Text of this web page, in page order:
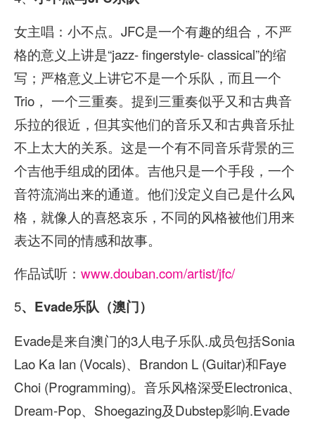
女主唱：小不点。JFC是一个有趣的组合，不严
格的意义上讲是“jazz- fingerstyle- classical”的缩
写；严格意义上讲它不是一个乐队，而且一个
Trio， 一个三重奏。提到三重奏似乎又和古典音
乐拉的很近，但其实他们的音乐又和古典音乐扯
不上太大的关系。这是一个有不同音乐背景的三
个吉他手组成的团体。吉他只是一个手段，一个
音符流淌出来的通道。他们没定义自己是什么风
格，就像人的喜怒哀乐，不同的风格被他们用来
表达不同的情感和故事。
作品试听： www.douban.com/artist/jfc/
5、Evade乐队（澳门）
Evade是来自澳门的3人电子乐队.成员包括Sonia
Lao Ka Ian (Vocals)、Brandon L (Guitar)和Faye
Choi (Programming)。音乐风格深受Electronica、
Dream-Pop、Shoegazing及Dubstep影响.Evade